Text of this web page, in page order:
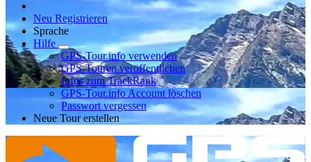
Neu Registrieren
Sprache
Hilfe
GPS-Tour.info verwenden
GPS-Touren veröffentlichen
Infos zum TrackRank
GPS-Tour.info Account löschen
Passwort vergessen
Neue Tour erstellen